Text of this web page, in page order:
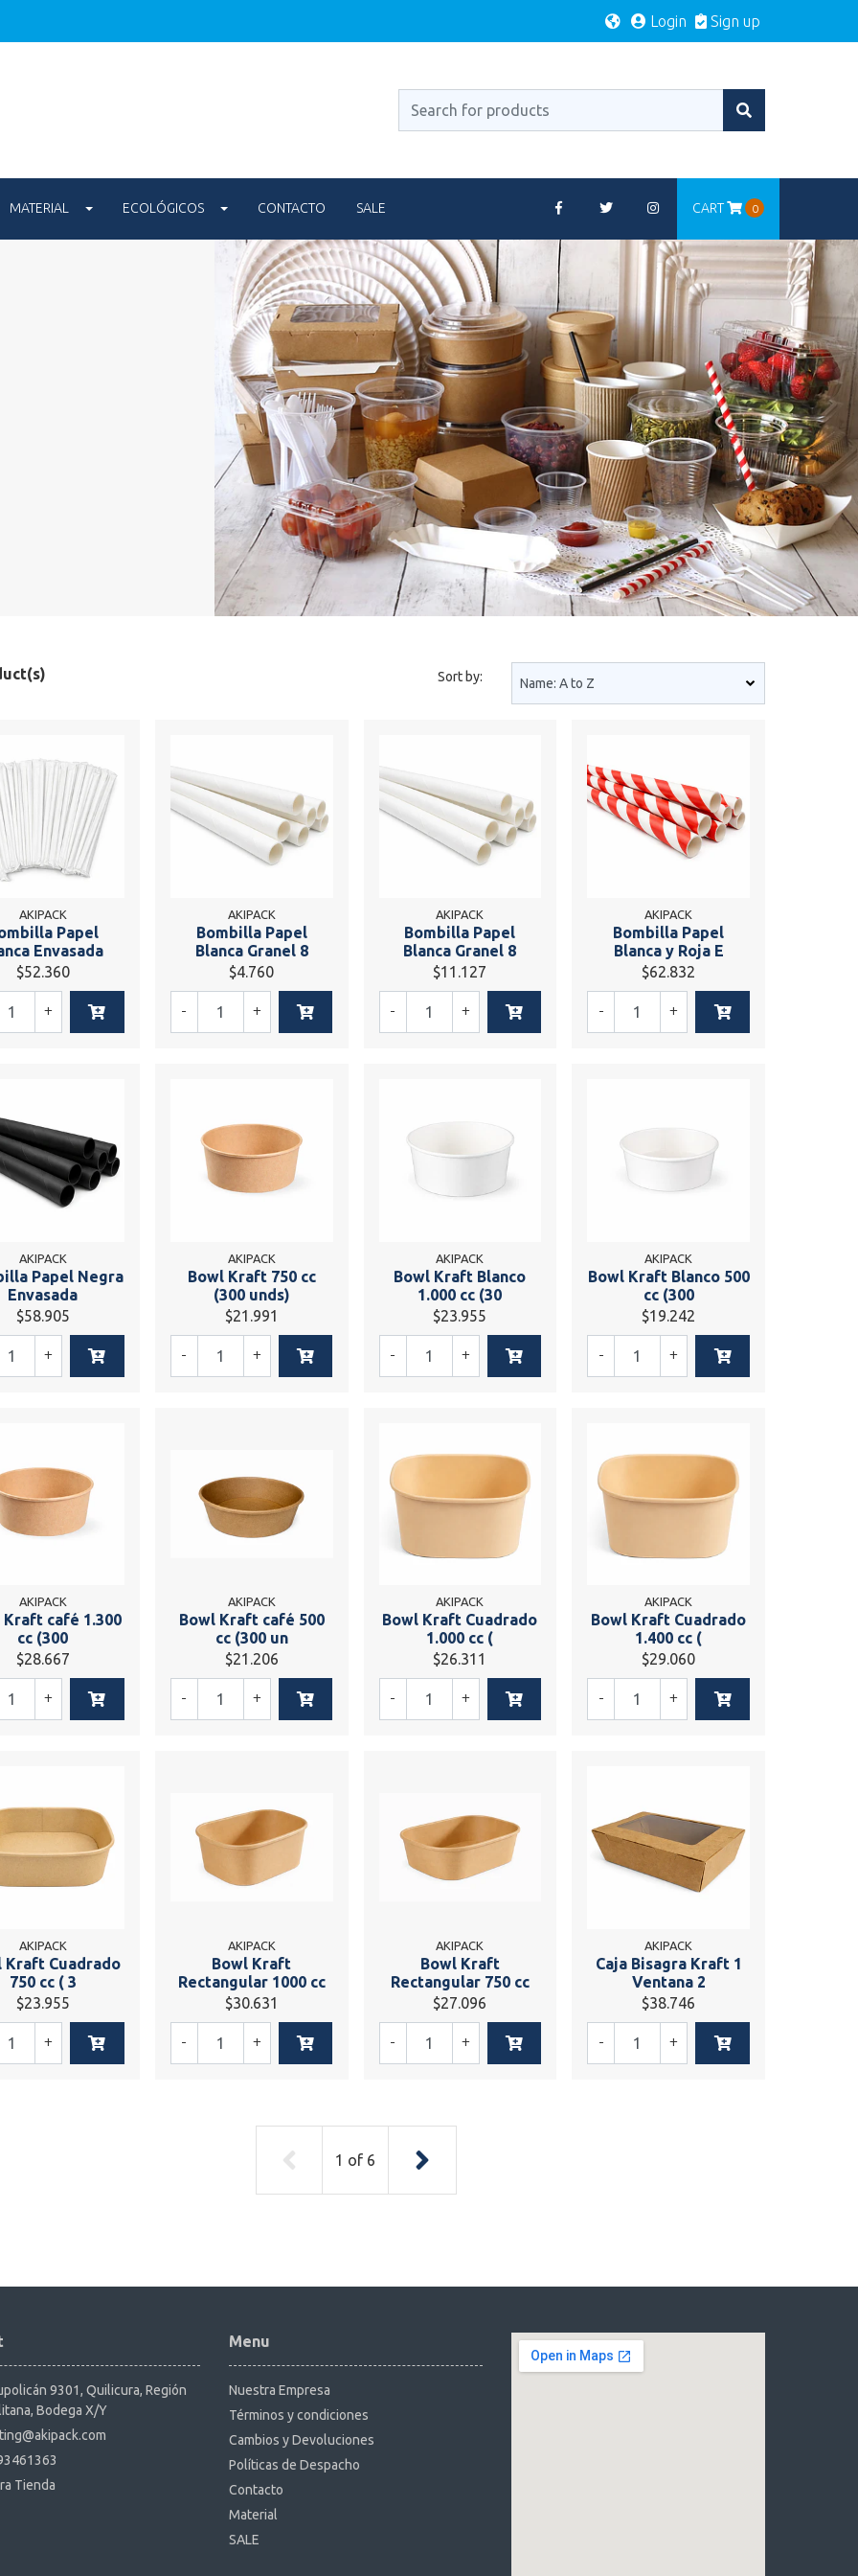
Login Sign up
MATERIAL ECOLÓGICOS CONTACTO SALE CART 0
Sort by:
AKIPACK
Papel
Envasada
$52.360
+
AKIPACK
Bombilla Papel
Blanca Granel 8
$4.760
+
-
AKIPACK
Bombilla Papel
Blanca Granel 8
$11.127
+
-
AKIPACK
Bombilla Papel
Blanca y Roja E
$62.832
+
-
AKIPACK
Papel Negra
Envasada
$58.905
+
AKIPACK
Bowl Kraft 750 cc
(300 unds)
$21.991
+
-
AKIPACK
Bowl Kraft Blanco
1.000 cc (30
$23.955
+
-
AKIPACK
Bowl Kraft Blanco 500
cc (300
$19.242
+
-
AKIPACK
Kraft café 1.300
cc (300
$28.667
+
AKIPACK
Bowl Kraft café 500
cc (300 un
$21.206
+
-
AKIPACK
Bowl Kraft Cuadrado
1.000 cc (
$26.311
+
-
AKIPACK
Bowl Kraft Cuadrado
1.400 cc (
$29.060
+
-
AKIPACK
Kraft Cuadrado
750 cc ( 3
$23.955
+
AKIPACK
Bowl Kraft
Rectangular 1000 cc
$30.631
+
-
AKIPACK
Bowl Kraft
Rectangular 750 cc
$27.096
+
-
AKIPACK
Caja Bisagra Kraft 1
Ventana 2
$38.746
+
-
1 of 6
9301, Quilicura, Región
Bodega X/Y
Tienda
Menu
Nuestra Empresa
Términos y condiciones
Cambios y Devoluciones
Políticas de Despacho
Contacto
Material
SALE